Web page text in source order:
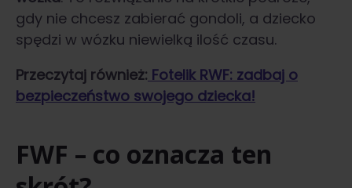
gdy nie chcesz zabierać gondoli, a dziecko
spędzi w wózku niewielką ilość czasu.
Przeczytaj również: Fotelik RWF: zadbaj o
bezpieczeństwo swojego dziecka!
FWF – co oznacza ten